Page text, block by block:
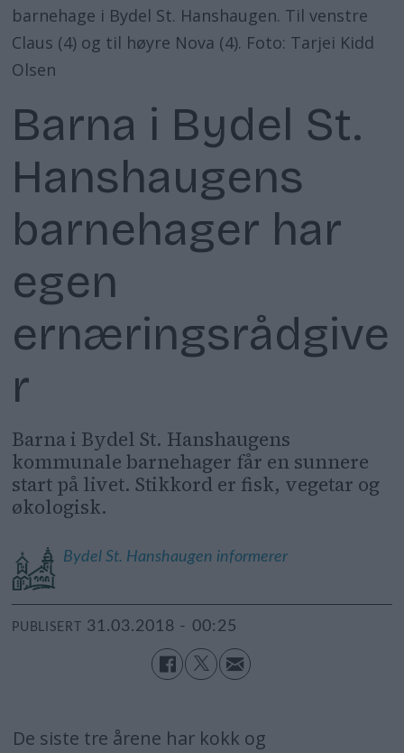
barnehage i Bydel St. Hanshaugen. Til venstre
Claus (4) og til høyre Nova (4). Foto: Tarjei Kidd
Olsen
Barna i Bydel St.
Hanshaugens
barnehager har
egen
ernæringsrådgive
r
Barna i Bydel St. Hanshaugens
kommunale barnehager får en sunnere
start på livet. Stikkord er fisk, vegetar og
økologisk.
Bydel St. Hanshaugen informerer
PUBLISERT 31.03.2018 - 00:25
De siste tre årene har kokk og